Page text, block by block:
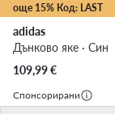
още 15% Код: LAST
adidas
Дънково яке · Син
109,99€
Спонсорирани